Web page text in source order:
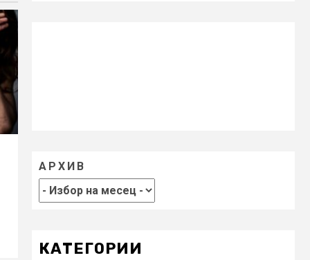
АРХИВ
КАТЕГОРИИ